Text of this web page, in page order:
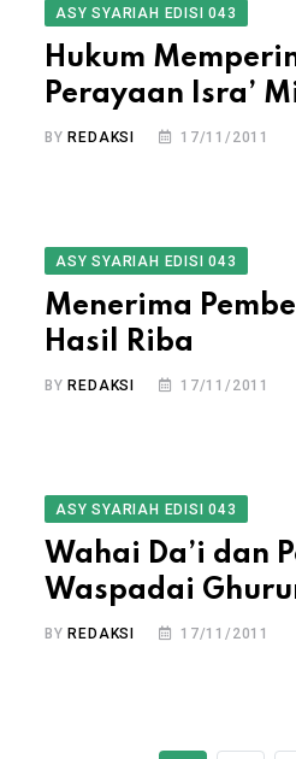
ASY SYARIAH EDISI 043
Hukum
Perayaan Isra’
BYREDAKSI 17/11/2011
ASY SYARIAH EDISI 043
Menerima
Hasil Riba
BYREDAKSI 17/11/2011
ASY SYARIAH EDISI 043
Wahai Da’i dan
Waspadai
BYREDAKSI 17/11/2011